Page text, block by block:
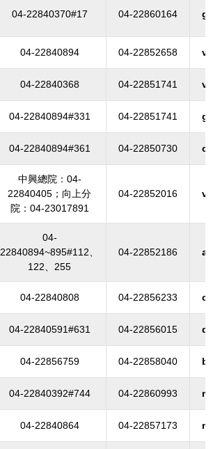
04-22840370#17 04-22860164
04-22840894 04-22852658
04-22840368 04-22851741
04-22840894#331 04-22851741
04-22840894#361 04-22850730
中興總院：04-
22840405；向上分
院：04-23017891
04-22852016
04-
22840894~895#112、
122、255
04-22852186
04-22840808 04-22856233
04-22840591#631 04-22856015
04-22856759 04-22858040
04-22840392#744 04-22860993
04-22840864 04-22857173